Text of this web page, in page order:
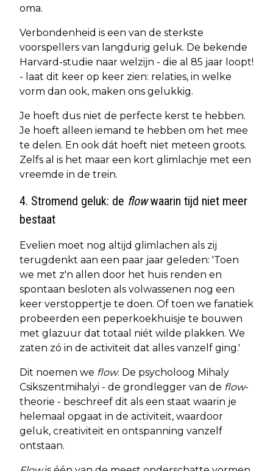
oma.
Verbondenheid is een van de sterkste
voorspellers van langdurig geluk. De bekende
Harvard-studie naar welzijn - die al 85 jaar loopt!
- laat dit keer op keer zien: relaties, in welke
vorm dan ook, maken ons gelukkig.
Je hoeft dus niet de perfecte kerst te hebben.
Je hoeft alleen iemand te hebben om het mee
te delen. En ook dát hoeft niet meteen groots.
Zelfs al is het maar een kort glimlachje met een
vreemde in de trein.
4. Stromend geluk: de flowwaarin tijd niet meer
bestaat
Evelien moet nog altijd glimlachen als zij
terugdenkt aan een paar jaar geleden: 'Toen
we met z'n allen door het huis renden en
spontaan besloten als volwassenen nog een
keer verstoppertje te doen. Of toen we fanatiek
probeerden een peperkoekhuisje te bouwen
met glazuur dat totaal niét wilde plakken. We
zaten zó in de activiteit dat alles vanzelf ging.'
Dit noemen we flow. De psycholoog Mihaly
Csikszentmihalyi - de grondlegger van de flow-
theorie - beschreef dit als een staat waarin je
helemaal opgaat in de activiteit, waardoor
geluk, creativiteit en ontspanning vanzelf
ontstaan.